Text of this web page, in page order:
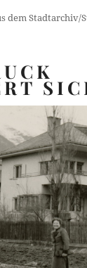
dem Stadtarchiv/